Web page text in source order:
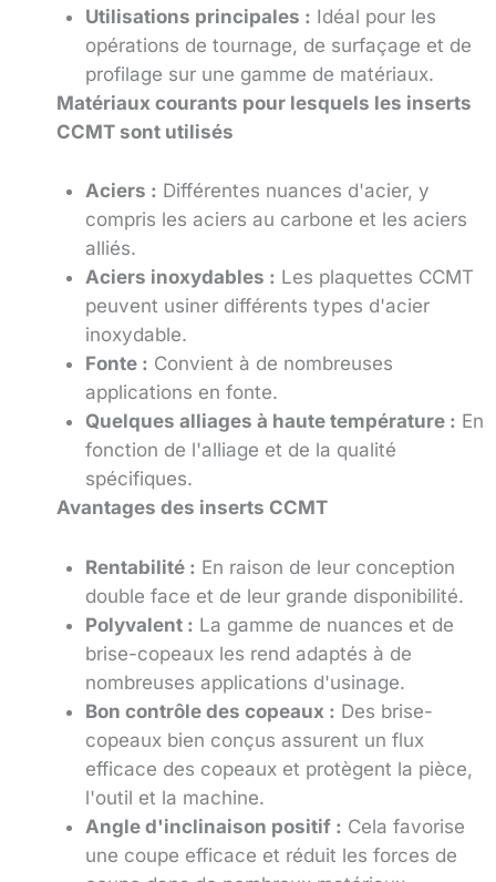
Utilisations principales : Idéal pour les
opérations de tournage, de surfaçage et de
profilage sur une gamme de matériaux.
Matériaux courants pour lesquels les inserts
CCMT sont utilisés
Aciers : Différentes nuances d'acier, y
compris les aciers au carbone et les aciers
alliés.
Aciers inoxydables : Les plaquettes CCMT
peuvent usiner différents types d'acier
inoxydable.
Fonte : Convient à de nombreuses
applications en fonte.
Quelques alliages à haute température : En
fonction de l'alliage et de la qualité
spécifiques.
Avantages des inserts CCMT
Rentabilité : En raison de leur conception
double face et de leur grande disponibilité.
Polyvalent : La gamme de nuances et de
brise-copeaux les rend adaptés à de
nombreuses applications d'usinage.
Bon contrôle des copeaux : Des brise-
copeaux bien conçus assurent un flux
efficace des copeaux et protègent la pièce,
l'outil et la machine.
Angle d'inclinaison positif : Cela favorise
une coupe efficace et réduit les forces de